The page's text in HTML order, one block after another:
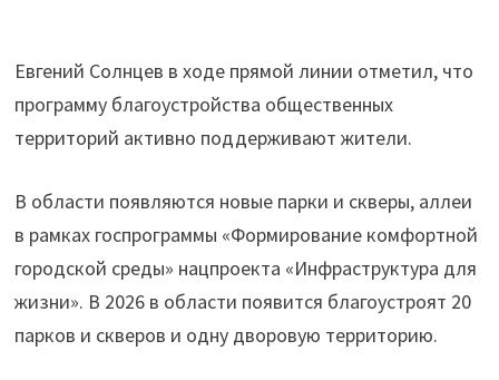
Евгений Солнцев в ходе прямой линии отметил, что
программу благоустройства общественных
территорий активно поддерживают жители.
В области появляются новые парки и скверы, аллеи
в рамках госпрограммы «Формирование комфортной
городской среды» нацпроекта «Инфраструктура для
жизни». В 2026 в области появится благоустроят 20
парков и скверов и одну дворовую территорию.